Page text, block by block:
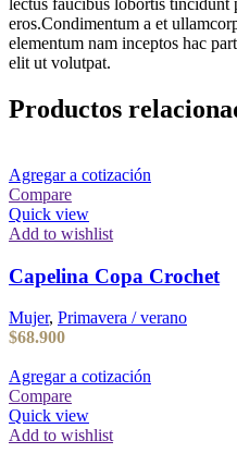
lectus faucibus lobortis tincidunt
eros.Condimentum a et
elementum nam inceptos hac
elit ut volutpat.
Productos
Agregar a cotización
Compare
Quick view
Add to wishlist
Capelina Copa Crochet
Mujer, Primavera / verano
$68.900
Agregar a cotización
Compare
Quick view
Add to wishlist